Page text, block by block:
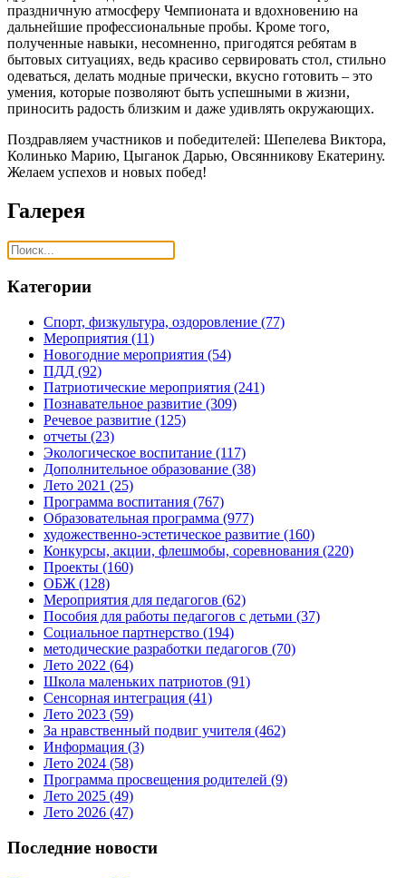
праздничную атмосферу Чемпионата и вдохновению на
дальнейшие профессиональные пробы. Кроме того,
полученные навыки, несомненно, пригодятся ребятам в
бытовых ситуациях, ведь красиво сервировать стол, стильно
одеваться, делать модные прически, вкусно готовить – это
умения, которые позволяют быть успешными в жизни,
приносить радость близким и даже удивлять окружающих.
Поздравляем участников и победителей: Шепелева Виктора,
Колинько Марию, Цыганок Дарью, Овсянникову Екатерину.
Желаем успехов и новых побед!
Галерея
Категории
Спорт, физкультура, оздоровление (77)
Мероприятия (11)
Новогодние мероприятия (54)
ПДД (92)
Патриотические мероприятия (241)
Познавательное развитие (309)
Речевое развитие (125)
отчеты (23)
Экологическое воспитание (117)
Дополнительное образование (38)
Лето 2021 (25)
Программа воспитания (767)
Образовательная программа (977)
художественно-эстетическое развитие (160)
Конкурсы, акции, флешмобы, соревнования (220)
Проекты (160)
ОБЖ (128)
Мероприятия для педагогов (62)
Пособия для работы педагогов с детьми (37)
Социальное партнерство (194)
методические разработки педагогов (70)
Лето 2022 (64)
Школа маленьких патриотов (91)
Сенсорная интеграция (41)
Лето 2023 (59)
За нравственный подвиг учителя (462)
Информация (3)
Лето 2024 (58)
Программа просвещения родителей (9)
Лето 2025 (49)
Лето 2026 (47)
Последние новости